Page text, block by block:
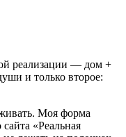
реализации — дом +
и только второе:
Моя форма
«Реальная